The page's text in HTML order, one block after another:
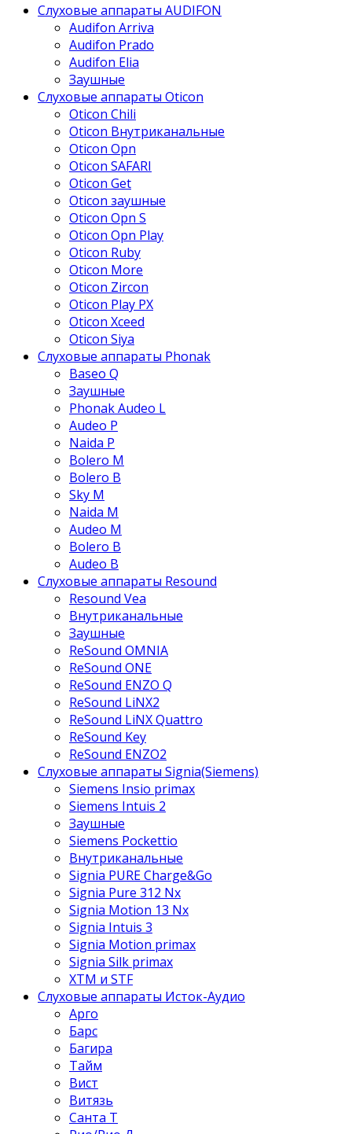
Слуховые аппараты AUDIFON
Audifon Arriva
Audifon Prado
Audifon Elia
Заушные
Слуховые аппараты Oticon
Oticon Chili
Oticon Внутриканальные
Oticon Opn
Oticon SAFARI
Oticon Get
Oticon заушные
Oticon Opn S
Oticon Opn Play
Oticon Ruby
Oticon More
Oticon Zircon
Oticon Play PX
Oticon Xceed
Oticon Siya
Слуховые аппараты Phonak
Baseo Q
Заушные
Phonak Audeo L
Audeo P
Naida P
Bolero M
Bolero B
Sky M
Naida M
Audeo М
Bolero B
Audeo B
Слуховые аппараты Resound
Resound Vea
Внутриканальные
Заушные
ReSound OMNIA
ReSound ONE
ReSound ENZO Q
ReSound LiNX2
ReSound LiNX Quattro
ReSound Key
ReSound ENZO2
Слуховые аппараты Signia(Siemens)
Siemens Insio primax
Siemens Intuis 2
Заушные
Siemens Pockettio
Внутриканальные
Signia PURE Charge&Go
Signia Pure 312 Nx
Signia Motion 13 Nx
Signia Intuis 3
Signia Motion primax
Signia Silk primax
XTM и STF
Слуховые аппараты Исток-Аудио
Арго
Барс
Багира
Тайм
Вист
Витязь
Санта Т